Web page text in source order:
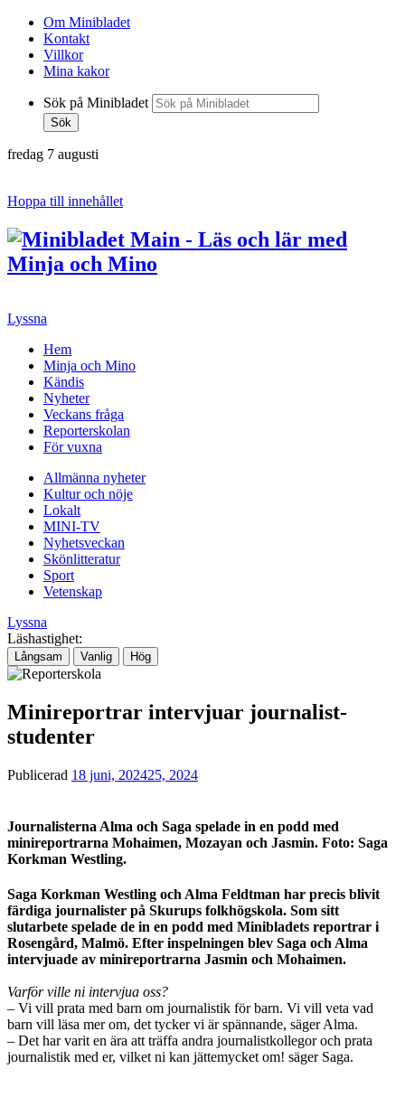
Om Minibladet
Kontakt
Villkor
Mina kakor
Sök på Minibladet
Sök
fredag 7 augusti
Hoppa till innehållet
Lyssna
Hem
Minja och Mino
Kändis
Nyheter
Veckans fråga
Reporterskolan
För vuxna
Allmänna nyheter
Kultur och nöje
Lokalt
MINI-TV
Nyhetsveckan
Skönlitteratur
Sport
Vetenskap
Lyssna
Läshastighet:
Långsam Vanlig Hög
Minireportrar intervjuar journalist-
studenter
Publicerad 18 juni, 202425, 2024
Journalisterna Alma och Saga spelade in en podd med
minireportrarna Mohaimen, Mozayan och Jasmin. Foto: Saga
Korkman Westling.
Saga Korkman Westling och Alma Feldtman har precis blivit
färdiga journalister på Skurups folkhögskola. Som sitt
slutarbete spelade de in en podd med Minibladets reportrar i
Rosengård, Malmö. Efter inspelningen blev Saga och Alma
intervjuade av minireportrarna Jasmin och Mohaimen.
Varför ville ni intervjua oss?
– Vi vill prata med barn om journalistik för barn. Vi vill veta vad
barn vill läsa mer om, det tycker vi är spännande, säger Alma.
– Det har varit en ära att träffa andra journalistkollegor och prata
journalistik med er, vilket ni kan jättemycket om! säger Saga.